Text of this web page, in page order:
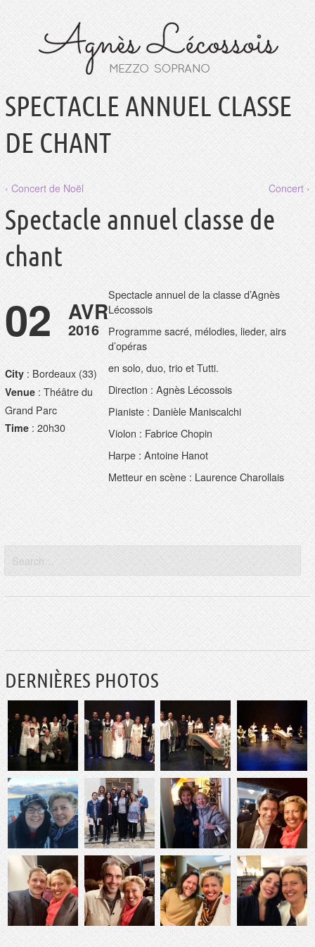
SPECTACLE ANNUEL CLASSE
DE CHANT
‹ Concert de Noël Concert ›
Spectacle annuel classe de
chant
02 AVR
2016
City: Bordeaux (33)
Venue: Théâtre du
Grand Parc
Time: 20h30
Spectacle annuel de la classe d’Agnès
Lécossois
Programme sacré, mélodies, lieder, airs
d’opéras
en solo, duo, trio et Tutti.
Direction : Agnès Lécossois
Pianiste : Danièle Maniscalchi
Violon : Fabrice Chopin
Harpe : Antoine Hanot
Metteur en scène : Laurence Charollais
DERNIÈRES PHOTOS